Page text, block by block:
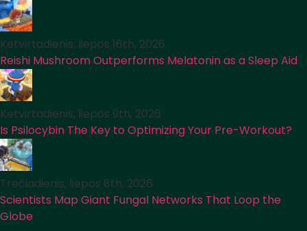
Ketvirtadienis, liepos 16th, 2026
Reishi Mushroom Outperforms Melatonin as a Sleep Aid
Ketvirtadienis, liepos 9th, 2026
Is Psilocybin The Key to Optimizing Your Pre-Workout?
Trečiadienis, liepos 8th, 2026
Scientists Map Giant Fungal Networks That Loop the
Globe